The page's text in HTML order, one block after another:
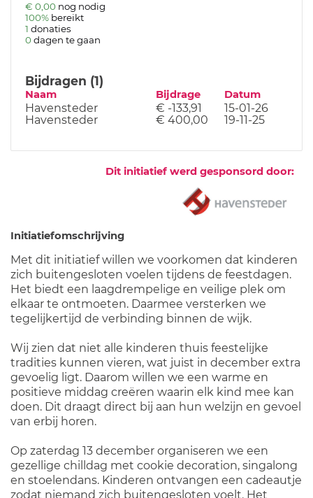
€ 0,00 nog nodig
100% bereikt
1 donaties
0 dagen te gaan
Bijdragen (1)
Naam Bijdrage Datum
Havensteder € -133,91
15-01-26
Havensteder
€ 400,00 19-11-25
Dit initiatief werd gesponsord door:
Initiatiefomschrijving
Met dit initiatief willen we voorkomen dat kinderen
zich buitengesloten voelen tijdens de feestdagen.
Het biedt een laagdrempelige en veilige plek om
elkaar te ontmoeten. Daarmee versterken we
tegelijkertijd de verbinding binnen de wijk.
Wij zien dat niet alle kinderen thuis feestelijke
tradities kunnen vieren, wat juist in december extra
gevoelig ligt. Daarom willen we een warme en
positieve middag creëren waarin elk kind mee kan
doen. Dit draagt direct bij aan hun welzijn en gevoel
van erbij horen.
Op zaterdag 13 december organiseren we een
gezellige chilldag met cookie decoration, singalong
en stoelendans. Kinderen ontvangen een cadeautje
zodat niemand zich buitengesloten voelt. Het